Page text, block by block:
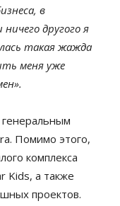
в
другого я
такая жажда
меня уже
генеральным
Помимо этого,
комплекса
Kids, а также
проектов.